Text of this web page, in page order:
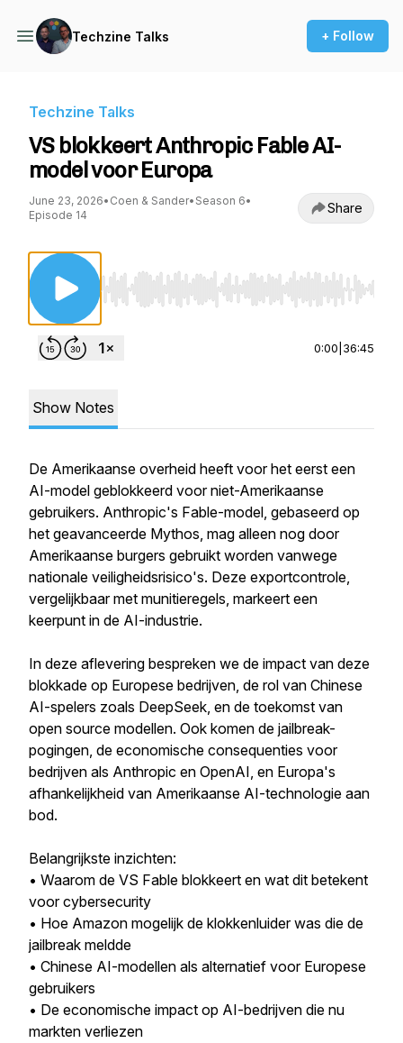
Techzine Talks + Follow
Techzine Talks
VS blokkeert Anthropic Fable AI-
model voor Europa
June 23, 2026• Coen & Sander• Season 6•
Episode 14
Share
Use Left/Right to seek, Home/End to jump to
0:00 36:45
Show Notes
De Amerikaanse overheid heeft voor het eerst een
AI-model geblokkeerd voor niet-Amerikaanse
gebruikers. Anthropic's Fable-model, gebaseerd op
het geavanceerde Mythos, mag alleen nog door
Amerikaanse burgers gebruikt worden vanwege
nationale veiligheidsrisico's. Deze exportcontrole,
vergelijkbaar met munitieregels, markeert een
keerpunt in de AI-industrie.
In deze aflevering bespreken we de impact van deze
blokkade op Europese bedrijven, de rol van Chinese
AI-spelers zoals DeepSeek, en de toekomst van
open source modellen. Ook komen de jailbreak-
pogingen, de economische consequenties voor
bedrijven als Anthropic en OpenAI, en Europa's
afhankelijkheid van Amerikaanse AI-technologie aan
bod.
Belangrijkste inzichten:
• Waarom de VS Fable blokkeert en wat dit betekent
voor cybersecurity
• Hoe Amazon mogelijk de klokkenluider was die de
jailbreak meldde
• Chinese AI-modellen als alternatief voor Europese
gebruikers
• De economische impact op AI-bedrijven die nu
markten verliezen